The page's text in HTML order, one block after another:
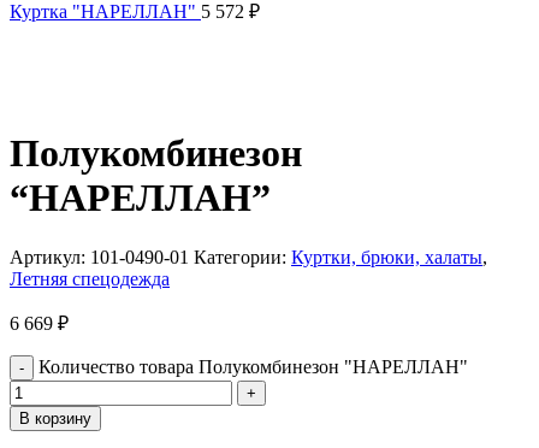
Куртка "НАРЕЛЛАН" 5 572 ₽
Полукомбинезон
“НАРЕЛЛАН”
Артикул: 101-0490-01 Категории: Куртки, брюки, халаты,
Летняя спецодежда
6 669 ₽
Количество товара Полукомбинезон "НАРЕЛЛАН"
В корзину